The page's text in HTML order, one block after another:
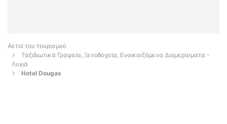
Αετοί του τουρισμού
Ταξιδιωτικά Γραφεία, Ξενοδοχεία, Ενοικιαζόμενα Διαμερίσματα -
Λυγιά
Hotel Dougas